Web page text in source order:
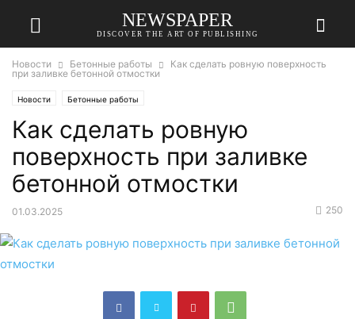
NEWSPAPER
DISCOVER THE ART OF PUBLISHING
Новости Бетонные работы
Как сделать ровную поверхность
при заливке бетонной отмостки
Новости Бетонные работы
Как сделать ровную
поверхность при заливке
бетонной отмостки
01.03.2025 250